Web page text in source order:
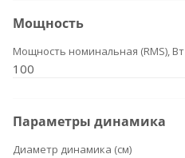
Мощность
Мощность номинальная (RMS), Вт
100
Параметры динамика
Диаметр динамика (см)